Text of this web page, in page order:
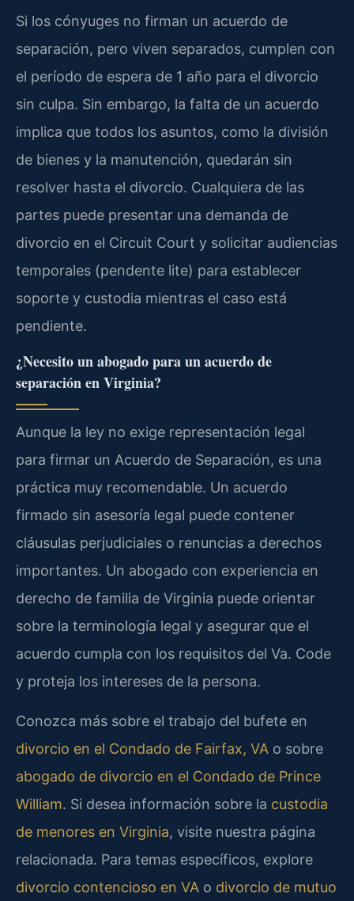
Si los cónyuges no firman un acuerdo de
separación, pero viven separados, cumplen con
el período de espera de 1 año para el divorcio
sin culpa. Sin embargo, la falta de un acuerdo
implica que todos los asuntos, como la división
de bienes y la manutención, quedarán sin
resolver hasta el divorcio. Cualquiera de las
partes puede presentar una demanda de
divorcio en el Circuit Court y solicitar audiencias
temporales (pendente lite) para establecer
soporte y custodia mientras el caso está
pendiente.
¿Necesito un abogado para un acuerdo de
separación en Virginia?
Aunque la ley no exige representación legal
para firmar un Acuerdo de Separación, es una
práctica muy recomendable. Un acuerdo
firmado sin asesoría legal puede contener
cláusulas perjudiciales o renuncias a derechos
importantes. Un abogado con experiencia en
derecho de familia de Virginia puede orientar
sobre la terminología legal y asegurar que el
acuerdo cumpla con los requisitos del Va. Code
y proteja los intereses de la persona.
Conozca más sobre el trabajo del bufete en
divorcio en el Condado de Fairfax, VA o sobre
abogado de divorcio en el Condado de Prince
William. Si desea información sobre la custodia
de menores en Virginia, visite nuestra página
relacionada. Para temas específicos, explore
divorcio contencioso en VA o divorcio de mutuo